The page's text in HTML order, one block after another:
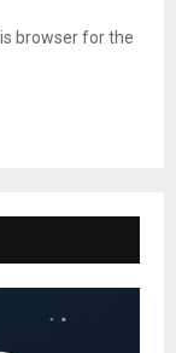
browser for the